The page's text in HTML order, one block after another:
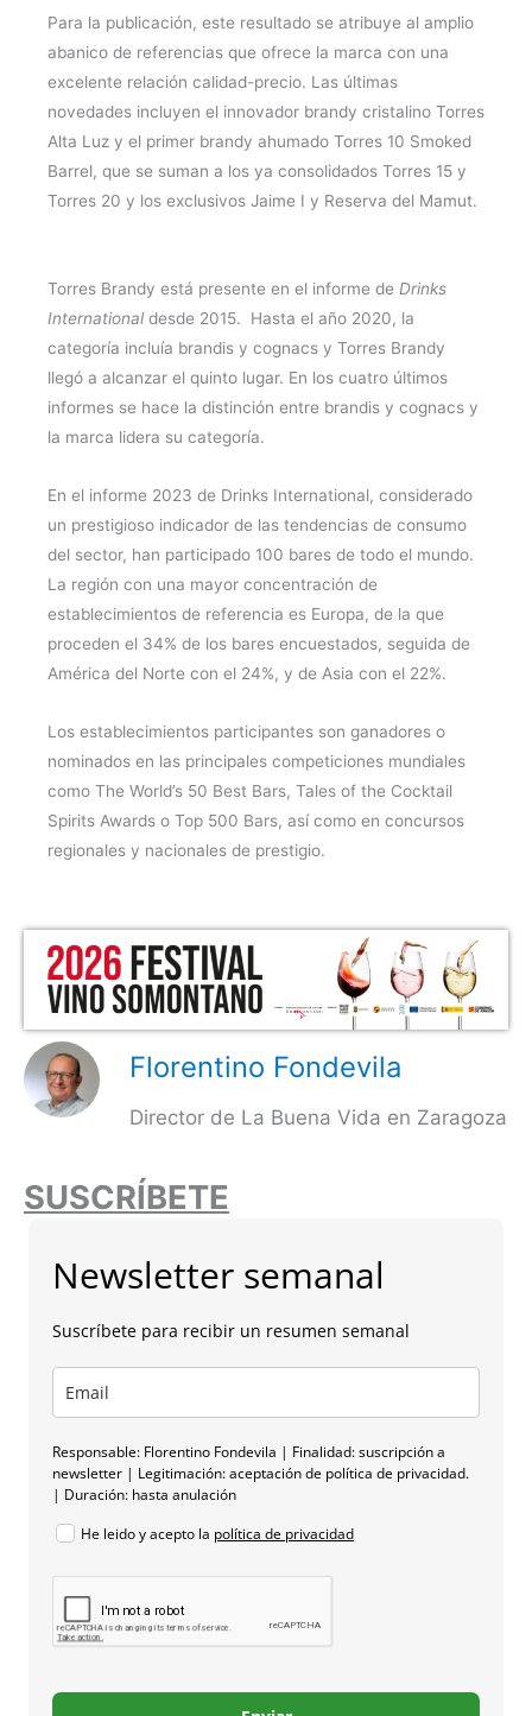
Para la publicación, este resultado se atribuye al amplio
abanico de referencias que ofrece la marca con una
excelente relación calidad-precio. Las últimas
novedades incluyen el innovador brandy cristalino Torres
Alta Luz y el primer brandy ahumado Torres 10 Smoked
Barrel, que se suman a los ya consolidados Torres 15 y
Torres 20 y los exclusivos Jaime I y Reserva del Mamut.
Torres Brandy está presente en el informe de Drinks
International desde 2015. Hasta el año 2020, la
categoría incluía brandis y cognacs y Torres Brandy
llegó a alcanzar el quinto lugar. En los cuatro últimos
informes se hace la distinción entre brandis y cognacs y
la marca lidera su categoría.
En el informe 2023 de Drinks International, considerado
un prestigioso indicador de las tendencias de consumo
del sector, han participado 100 bares de todo el mundo.
La región con una mayor concentración de
establecimientos de referencia es Europa, de la que
proceden el 34% de los bares encuestados, seguida de
América del Norte con el 24%, y de Asia con el 22%.
Los establecimientos participantes son ganadores o
nominados en las principales competiciones mundiales
como The World’s 50 Best Bars, Tales of the Cocktail
Spirits Awards o Top 500 Bars, así como en concursos
regionales y nacionales de prestigio.
Florentino Fondevila
Director de La Buena Vida en Zaragoza
SUSCRÍBETE
Newsletter semanal
Suscríbete para recibir un resumen semanal
Responsable: Florentino Fondevila | Finalidad: suscripción a
newsletter | Legitimación: aceptación de política de privacidad.
| Duración: hasta anulación
He leido y acepto la política de privacidad